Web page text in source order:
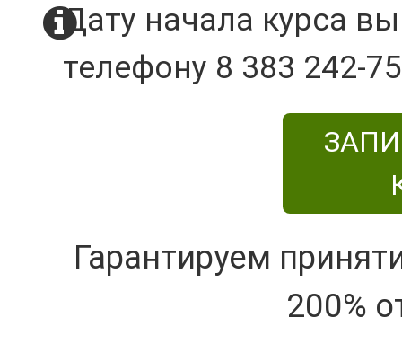
Дату начала курса
телефону 8 383 242-
Гарантируем
200%